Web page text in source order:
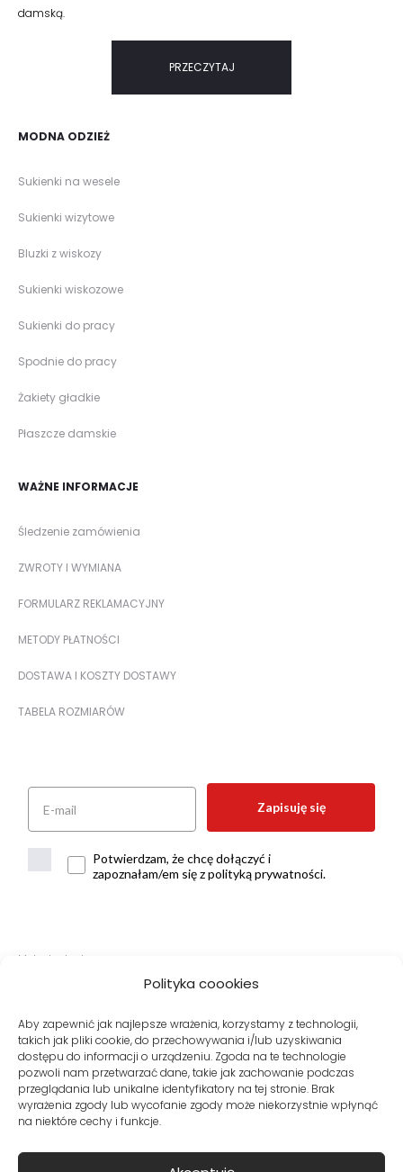
Polityka coookies
Aby zapewnić jak najlepsze wrażenia, korzystamy z technologii,
takich jak pliki cookie, do przechowywania i/lub uzyskiwania
dostępu do informacji o urządzeniu. Zgoda na te technologie
pozwoli nam przetwarzać dane, takie jak zachowanie podczas
przeglądania lub unikalne identyfikatory na tej stronie. Brak
wyrażenia zgody lub wycofanie zgody może niekorzystnie wpłynąć
na niektóre cechy i funkcje.
damską.
PRZECZYTAJ
MODNA ODZIEŻ
Sukienki na wesele
Sukienki wizytowe
Bluzki z wiskozy
Sukienki wiskozowe
Sukienki do pracy
Spodnie do pracy
Żakiety gładkie
Płaszcze damskie
WAŻNE INFORMACJE
Śledzenie zamówienia
ZWROTY I WYMIANA
FORMULARZ REKLAMACYJNY
METODY PŁATNOŚCI
DOSTAWA I KOSZTY DOSTAWY
TABELA ROZMIARÓW
Zapisuję się
Potwierdzam, że chcę dołączyć i
zapoznałam/em się z polityką prywatności.
Metody dostawy:
Bezpieczne płatności: